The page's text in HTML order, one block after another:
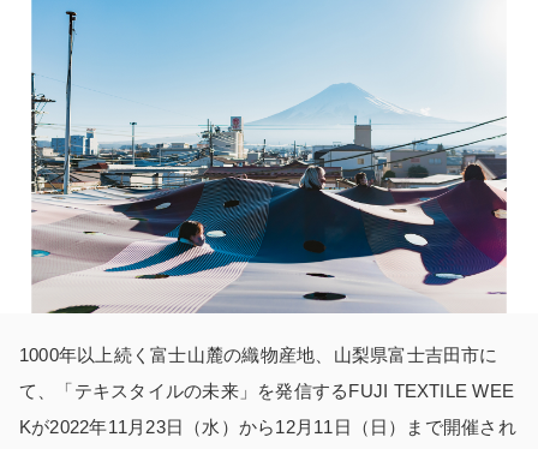
1000年以上続く富士山麓の織物産地、山梨県富士吉田市に
て、「テキスタイルの未来」を発信するFUJI TEXTILE WEE
Kが2022年11月23日（水）から12月11日（日）まで開催され